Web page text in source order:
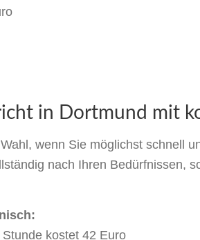
in Dortmund mit
wenn Sie möglichst schnell
nach Ihren Bedürfnissen,
kostet 42 Euro